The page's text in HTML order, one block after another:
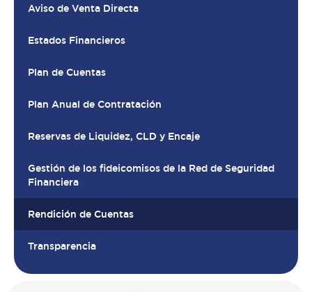
Aviso de Venta Directa
Estados Financieros
Plan de Cuentas
Plan Anual de Contratación
Reservas de Liquidez, CLD y Encaje
Gestión de los fideicomisos de la Red de Seguridad
Financiera
Rendición de Cuentas
Transparencia